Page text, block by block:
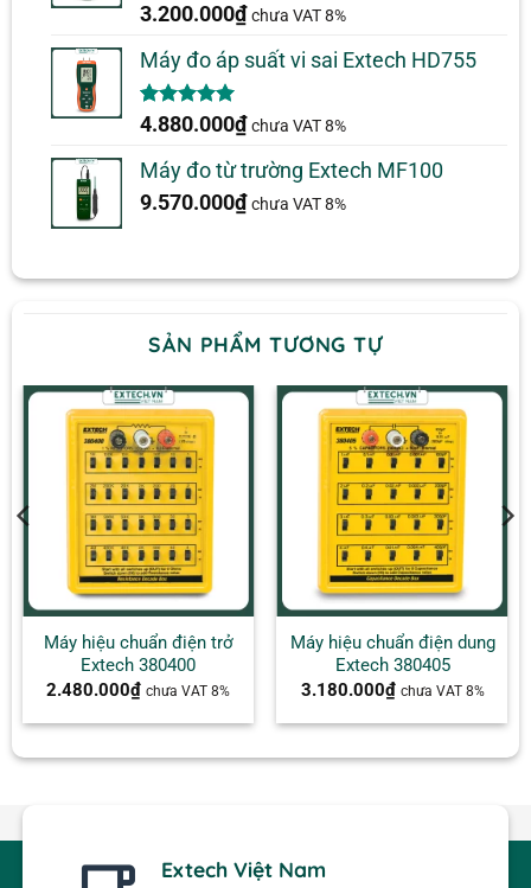
5.00trên 5
2
đánh giá
3.200.000₫ chưa VAT 8%
Máy đo áp suất vi sai Extech HD755
5.00trên 5
1
đánh giá
4.880.000₫ chưa VAT 8%
Máy đo từ trường Extech MF100
9.570.000₫ chưa VAT 8%
SẢN PHẨM TƯƠNG TỰ
Máy hiệu chuẩn điện trở
Extech 380400
2.480.000₫ chưa VAT 8%
Máy hiệu chuẩn điện dung
Extech 380405
3.180.000₫ chưa VAT 8%
Extech Việt Nam